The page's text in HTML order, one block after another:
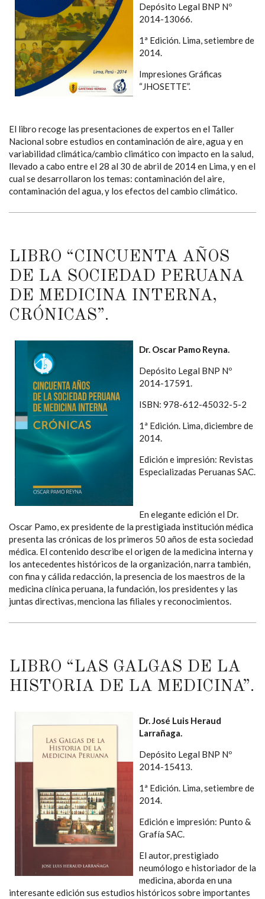
Depósito Legal BNP Nº
2014-13066.
1ª Edición. Lima, setiembre de
2014.
Impresiones Gráficas
“JHOSETTE”.
El libro recoge las presentaciones de expertos en el Taller
Nacional sobre estudios en contaminación de aire, agua y en
variabilidad climática/cambio climático con impacto en la salud,
llevado a cabo entre el 28 al 30 de abril de 2014 en Lima, y en el
cual se desarrollaron los temas: contaminación del aire,
contaminación del agua, y los efectos del cambio climático.
LIBRO “CINCUENTA AÑOS
DE LA SOCIEDAD PERUANA
DE MEDICINA INTERNA,
CRÓNICAS”.
Dr. Oscar Pamo Reyna.
Depósito Legal BNP Nº
2014-17591.
ISBN: 978-612-45032-5-2
1ª Edición. Lima, diciembre de
2014.
Edición e impresión: Revistas
Especializadas Peruanas SAC.
En elegante edición el Dr.
Oscar Pamo, ex presidente de la prestigiada institución médica
presenta las crónicas de los primeros 50 años de esta sociedad
médica. El contenido describe el origen de la medicina interna y
los antecedentes históricos de la organización, narra también,
con fina y cálida redacción, la presencia de los maestros de la
medicina clínica peruana, la fundación, los presidentes y las
juntas directivas, menciona las filiales y reconocimientos.
LIBRO “LAS GALGAS DE LA
HISTORIA DE LA MEDICINA”.
Dr. José Luis Heraud
Larrañaga.
Depósito Legal BNP Nº
2014-15413.
1ª Edición. Lima, setiembre de
2014.
Edición e impresión: Punto &
Grafía SAC.
El autor, prestigiado
neumólogo e historiador de la
medicina, aborda en una
interesante edición sus estudios históricos sobre importantes